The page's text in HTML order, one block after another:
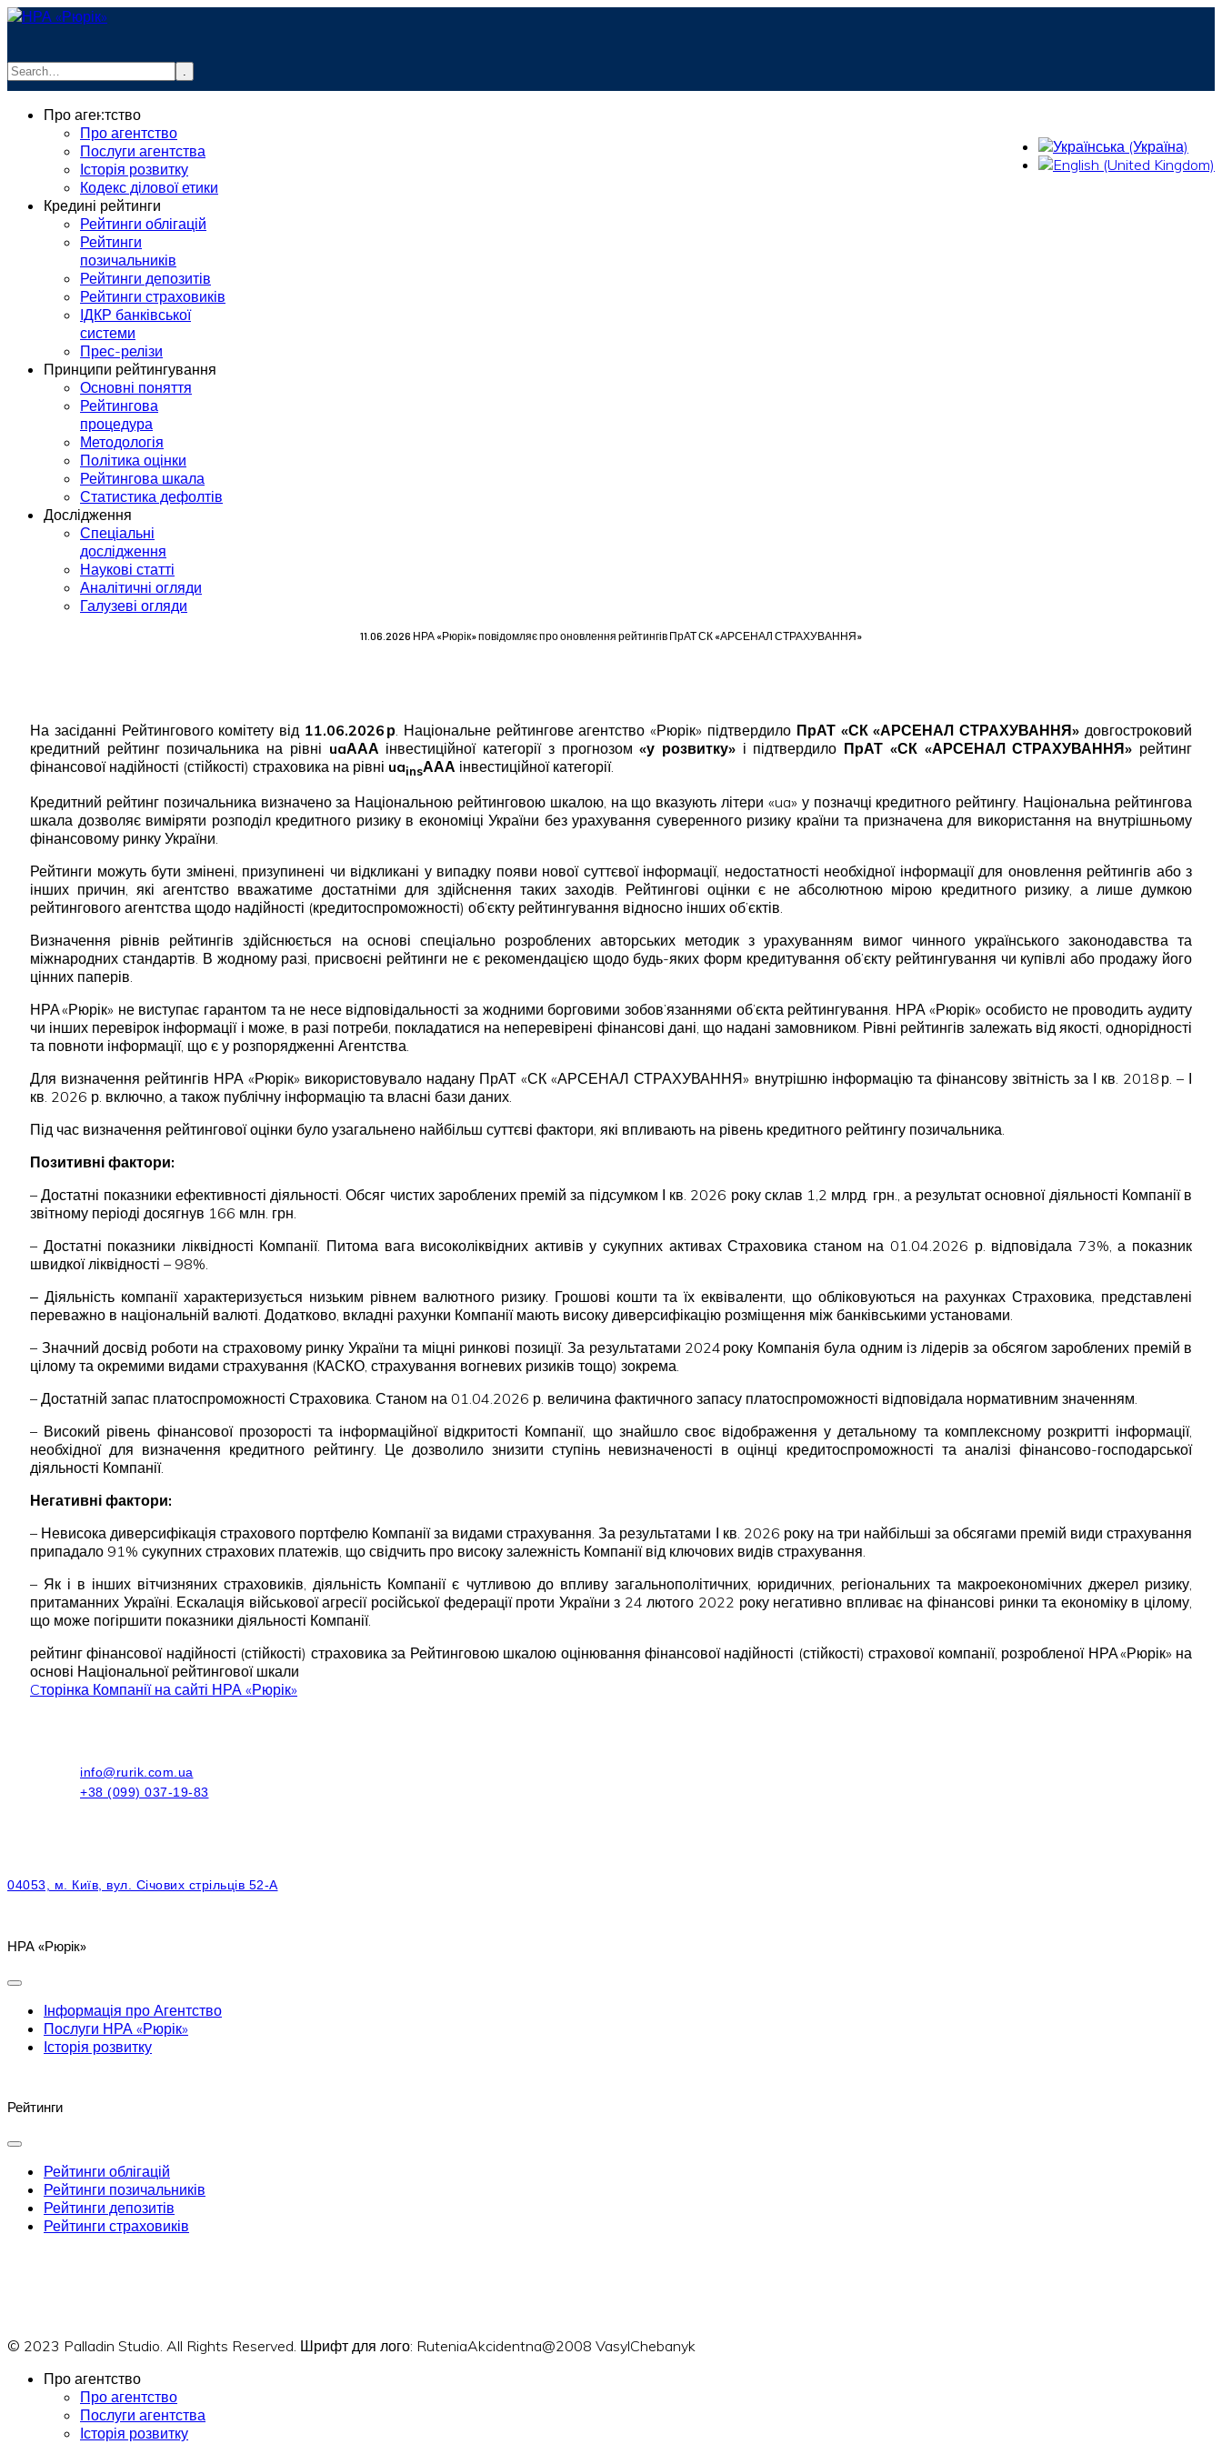
.
info@rurik.com.ua
Про агентство
Про агентство
Послуги агентства
Історія розвитку
Кодекс ділової етики
Кредині рейтинги
Рейтинги облігацій
Рейтинги
позичальників
Рейтинги депозитів
Рейтинги страховиків
ІДКР банківської
системи
Прес-релізи
Принципи рейтингування
Основні поняття
Рейтингова
процедура
Методологія
Політика оцінки
Рейтингова шкала
Статистика дефолтів
Дослідження
Спеціальні
дослідження
Наукові статті
Аналітичні огляди
Галузеві огляди
11.06.2026 НРА «Рюрік» повідомляє про оновлення рейтингів ПрАТ СК «АРСЕНАЛ СТРАХУВАННЯ»
На засіданні Рейтингового комітету від 11.06.2026 р . Національне рейтингове агентство «Рюрік» підтвердило ПрАТ «СК «АРСЕНАЛ СТРАХУВАННЯ» довгостроковий
кредитний рейтинг позичальника на рівні uaААА інвестиційної категорії з прогнозом«у розвитку»і підтвердило ПрАТ «СК «АРСЕНАЛ СТРАХУВАННЯ» рейтинг
фінансової надійності (стійкості) страховика на рівні uainsААА інвестиційної категорії.
Кредитний рейтинг позичальника визначено за Національною рейтинговою шкалою, на що вказують літери «ua» у позначці кредитного рейтингу. Національна рейтингова
шкала дозволяє виміряти розподіл кредитного ризику в економіці України без урахування суверенного ризику країни та призначена для використання на внутрішньому
фінансовому ринку України.
Рейтинги можуть бути змінені, призупинені чи відкликані у випадку появи нової суттєвої інформації, недостатності необхідної інформації для оновлення рейтингів або з
інших причин, які агентство вважатиме достатніми для здійснення таких заходів. Рейтингові оцінки є не абсолютною мірою кредитного ризику, а лише думкою
рейтингового агентства щодо надійності (кредитоспроможності) об’єкту рейтингування відносно інших об’єктів.
Визначення рівнів рейтингів здійснюється на основі спеціально розроблених авторських методик з урахуванням вимог чинного українського законодавства та
міжнародних стандартів. В жодному разі, присвоєні рейтинги не є рекомендацією щодо будь-яких форм кредитування об’єкту рейтингування чи купівлі або продажу його
цінних паперів.
НРА «Рюрік» не виступає гарантом та не несе відповідальності за жодними борговими зобов’язаннями об’єкта рейтингування. НРА «Рюрік» особисто не проводить аудиту
чи інших перевірок інформації і може, в разі потреби, покладатися на неперевірені фінансові дані, що надані замовником. Рівні рейтингів залежать від якості, однорідності
та повноти інформації, що є у розпорядженні Агентства.
Для визначення рейтингів НРА «Рюрік» використовувало надану ПрАТ «СК «АРСЕНАЛ СТРАХУВАННЯ» внутрішню інформацію та фінансову звітність за І кв. 2018 р. – І
кв. 2026 р. включно, а також публічну інформацію та власні бази даних.
Під час визначення рейтингової оцінки було узагальнено найбільш суттєві фактори, які впливають на рівень кредитного рейтингу позичальника.
Позитивні фактори:
– Достатні показники ефективності діяльності. Обсяг чистих зароблених премій за підсумком І кв. 2026 року склав 1,2 млрд. грн., а результат основної діяльності Компанії в
звітному періоді досягнув 166 млн. грн.
– Достатні показники ліквідності Компанії. Питома вага високоліквідних активів у сукупних активах Страховика станом на 01.04.2026 р. відповідала 73%, а показник
швидкої ліквідності ­– 98%.
‒ Діяльність компанії характеризується низьким рівнем валютного ризику. Грошові кошти та їх еквіваленти, що обліковуються на рахунках Страховика, представлені
переважно в національній валюті. Додатково, вкладні рахунки Компанії мають високу диверсифікацію розміщення між банківськими установами.
– Значний досвід роботи на страховому ринку України та міцні ринкові позиції. За результатами 2024 року Компанія була одним із лідерів за обсягом зароблених премій в
цілому та окремими видами страхування (КАСКО, страхування вогневих ризиків тощо) зокрема.
– Достатній запас платоспроможності Страховика. Станом на 01.04.2026 р. величина фактичного запасу платоспроможності відповідала нормативним значенням.
– Високий рівень фінансової прозорості та інформаційної відкритості Компанії, що знайшло своє відображення у детальному та комплексному розкритті інформації,
необхідної для визначення кредитного рейтингу. Це дозволило знизити ступінь невизначеності в оцінці кредитоспроможності та аналізі фінансово-господарської
діяльності Компанії.
Негативні фактори:
– Невисока диверсифікація страхового портфелю Компанії за видами страхування. За результатами І кв. 2026 року на три найбільші за обсягами премій види страхування
припадало 91% сукупних страхових платежів, що свідчить про високу залежність Компанії від ключових видів страхування.
– Як і в інших вітчизняних страховиків, діяльність Компанії є чутливою до впливу загальнополітичних, юридичних, регіональних та макроекономічних джерел ризику,
притаманних Україні. Ескалація військової агресії російської федерації проти України з 24 лютого 2022 року негативно впливає на фінансові ринки та економіку в цілому,
що може погіршити показники діяльності Компанії.
рейтинг фінансової надійності (стійкості) страховика за Рейтинговою шкалою оцінювання фінансової надійності (стійкості) страхової компанії, розробленої НРА «Рюрік» на
основі Національної рейтингової шкали
Cторінка Компанії на сайті НРА «Рюрік»
info@rurik.com.ua
+38 (099) 037-19-83
04053, м. Київ, вул. Січових стрільців 52-А
НРА «Рюрік»
Інформація про Агентство
Послуги НРА «Рюрік»
Історія розвитку
Рейтинги
Рейтинги облігацій
Рейтинги позичальників
Рейтинги депозитів
Рейтинги страховиків
© 2023 Palladin Studio. All Rights Reserved. Шрифт для лого: RuteniaAkcidentna@2008 VasylChebanyk
Про агентство
Про агентство
Послуги агентства
Історія розвитку